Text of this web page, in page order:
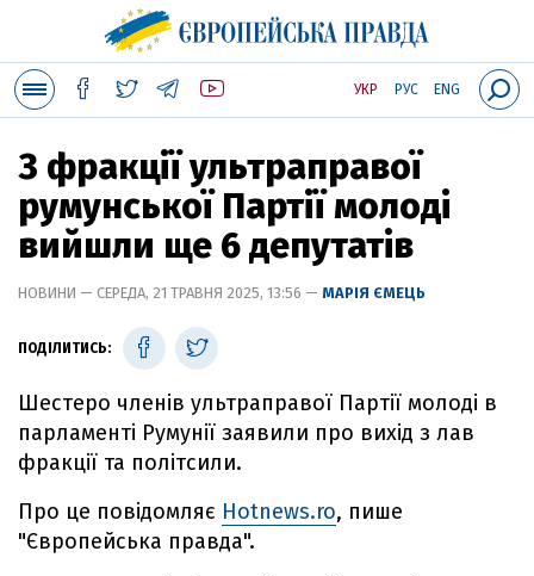
УКР РУС ENG
З фракції ультраправої
румунської Партії молоді
вийшли ще 6 депутатів
НОВИНИ — СЕРЕДА, 21 ТРАВНЯ 2025, 13:56 — МАРІЯ ЄМЕЦЬ
ПОДІЛИТИСЬ:
Шестеро членів ультраправої Партії молоді в
парламенті Румунії заявили про вихід з лав
фракції та політсили.
Про це повідомляє Hotnews.ro, пише
"Європейська правда".